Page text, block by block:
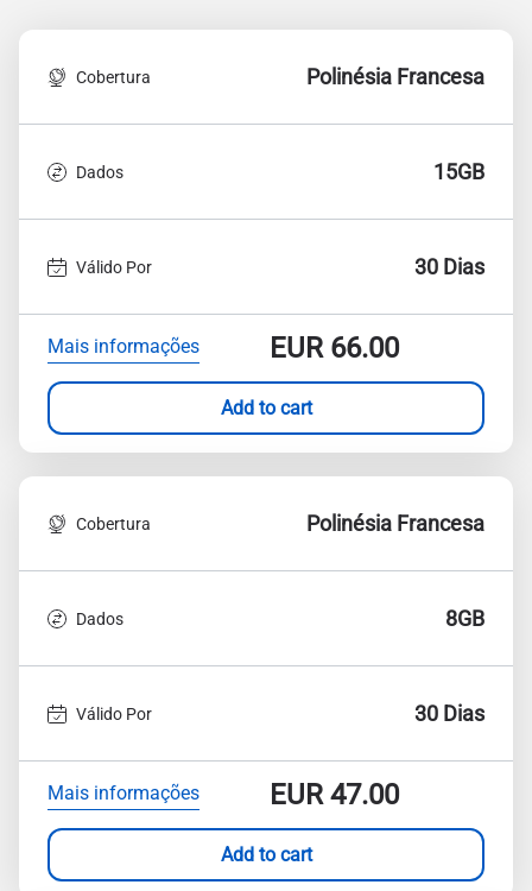
Cobertura Polinésia Francesa
Dados 15GB
Válido Por 30 Dias
Mais informações EUR66.00
Add to cart
Cobertura Polinésia Francesa
Dados 8GB
Válido Por 30 Dias
Mais informações EUR47.00
Add to cart